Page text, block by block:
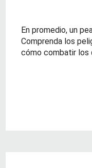
En promedio, un
Comprenda los
cómo combatir los